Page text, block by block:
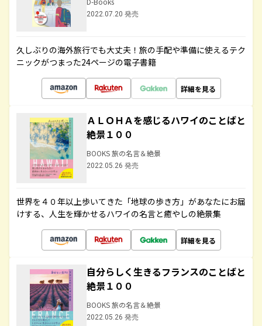
2022.07.20 発売
久しぶりの海外旅行でも大丈夫！旅の手配や準備に使えるテク
ニックがつまった24ページの電子書籍
詳細を見る
ＡＬＯＨＡを感じるハワイのことばと
絶景１００
BOOKS 旅の名言＆絶景
2022.05.26 発売
世界を４０年以上歩いてきた「地球の歩き方」があなたにお届
けする、人生を輝かせるハワイの名言と癒やしの絶景集
詳細を見る
自分らしく生きるフランスのことばと
絶景１００
BOOKS 旅の名言＆絶景
2022.05.26 発売